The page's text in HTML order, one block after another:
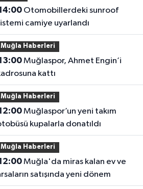
Otomobillerdeki sunroof
camiye uyarlandı
Muğla Haberleri
Muğlaspor, Ahmet Engin’i
kattı
Muğla Haberleri
Muğlaspor’un yeni takım
kupalarla donatıldı
Muğla Haberleri
Muğla'da miras kalan ev ve
satışında yeni dönem